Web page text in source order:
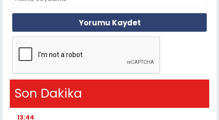
Yorumu Kaydet
Son Dakika
13:44